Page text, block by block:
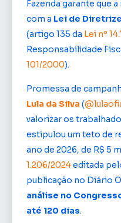
Fazenda garante que
com a Lei de
(artigo 135 da Lei nº
Responsabilidade
101/2000).
Promessa de
Lula da Silva (
valorizar os
estipulou um teto de
ano de 2026, de R$ 5
1.206/2024editada
publicação no Diário
análise no
até 120 dias.